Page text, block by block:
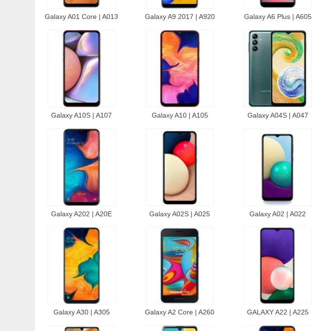
Galaxy A6 Plus | A605
Galaxy A9 2017 | A920
Galaxy A01 Core | A013
Galaxy A04S | A047
Galaxy A10 | A105
Galaxy A10S | A107
Galaxy A02 | A022
Galaxy A02S | A025
Galaxy A202 | A20E
GALAXY A22 | A225
Galaxy A2 Core | A260
Galaxy A30 | A305